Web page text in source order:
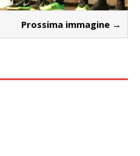
Prossima immagine →